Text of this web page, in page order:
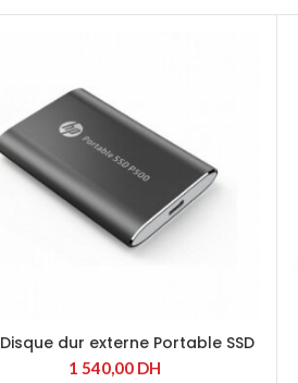
Disque dur externe Portable SSD
P500 1To (Black)
1 540,00 DH